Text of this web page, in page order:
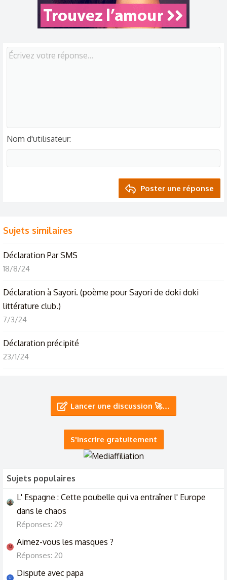
Nom d'utilisateur
Poster une réponse
Sujets similaires
Déclaration Par SMS
18/8/24
Déclaration à Sayori. (poème pour Sayori de doki doki
littérature club.)
7/3/24
Déclaration précipité
23/1/24
Une déclaration, ma déclaration ~
Lancer une discussion 🚀…
S'inscrire gratuitement
Sujets populaires
L' Espagne : Cette poubelle qui va entraîner l' Europe
dans le chaos
Réponses: 29
M Aimez-vous les masques ?
Réponses: 20
U Dispute avec papa